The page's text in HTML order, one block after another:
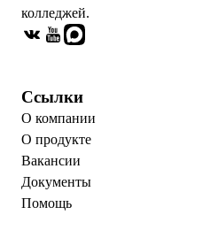
колледжей.
Ссылки
О компании
О продукте
Вакансии
Документы
Помощь